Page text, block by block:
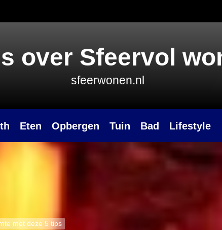
over Sfeervol
sfeerwonen.nl
Eten Opbergen Tuin Bad Lifestyle
met deze 5 tips